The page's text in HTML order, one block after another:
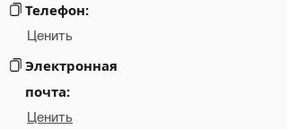
Телефон:
Ценить
Электронная
почта:
Ценить